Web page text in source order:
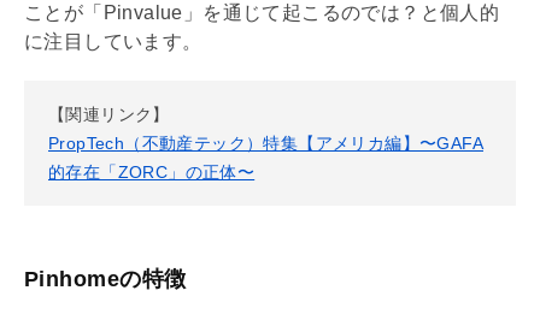
ことが「Pinvalue」を通じて起こるのでは？と個人的
に注目しています。
【関連リンク】
PropTech（不動産テック）特集【アメリカ編】〜GAFA
的存在「ZORC」の正体〜
Pinhomeの特徴